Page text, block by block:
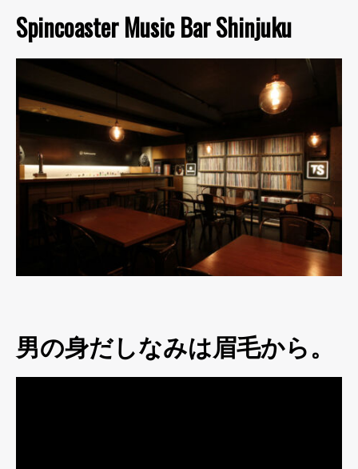
Spincoaster Music Bar Shinjuku
男の身だしなみは眉毛から。